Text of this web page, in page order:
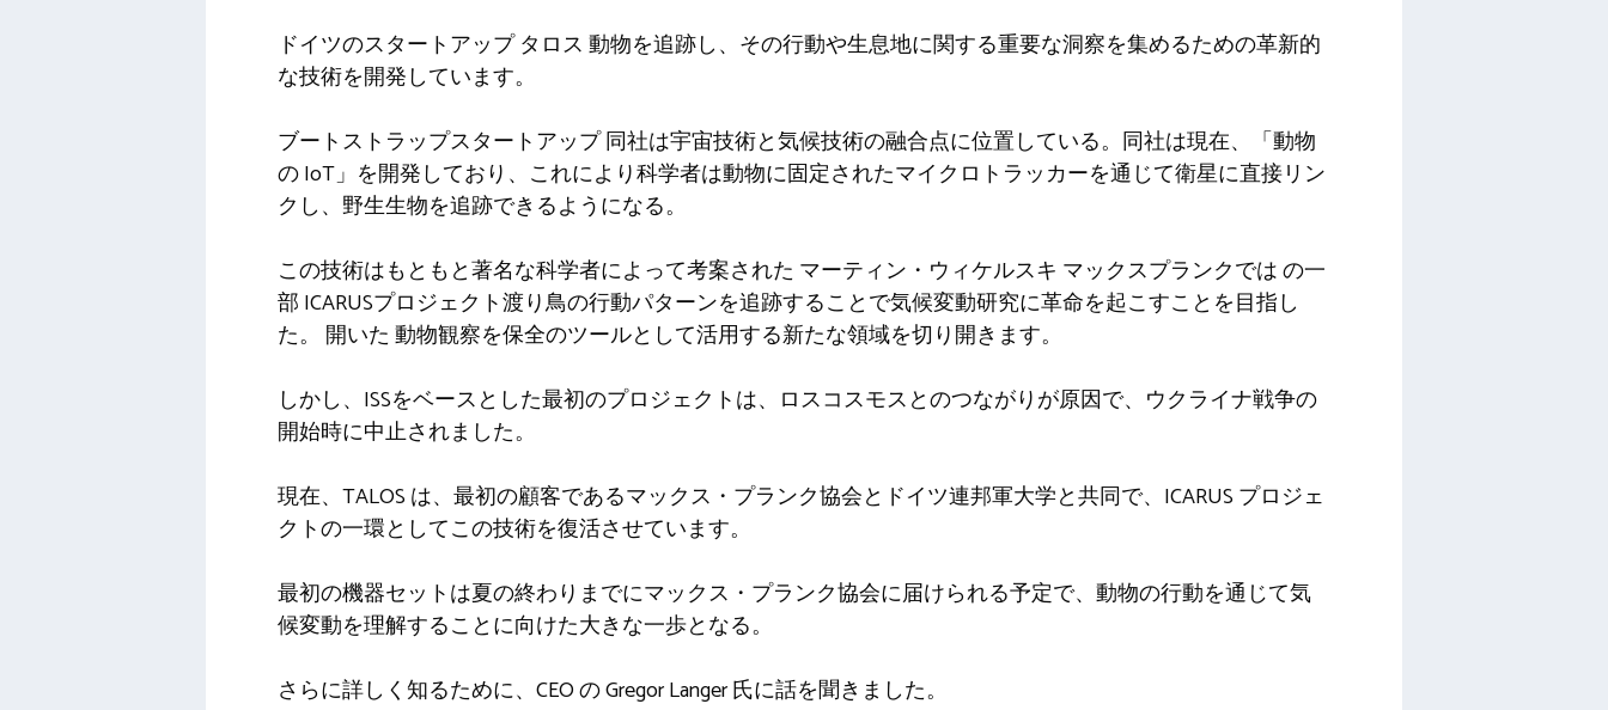
ドイツのスタートアップタロス 動物を追跡し、その行動や生息地に関する重要な洞察を集めるための革新的
な技術を開発しています。
ブートストラップスタートアップ同社は宇宙技術と気候技術の融合点に位置している。同社は現在、「動物
の IoT」を開発しており、これにより科学者は動物に固定されたマイクロトラッカーを通じて衛星に直接リン
クし、野生生物を追跡できるようになる。
この技術はもともと著名な科学者によって考案された マーティン・ウィケルスキ マックスプランクではの一
部 ICARUSプロジェクト渡り鳥の行動パターンを追跡することで気候変動研究に革命を起こすことを目指し
た。 開いた動物観察を保全のツールとして活用する新たな領域を切り開きます。
しかし、ISSをベースとした最初のプロジェクトは、ロスコスモスとのつながりが原因で、ウクライナ戦争の
開始時に中止されました。
現在、TALOS は、最初の顧客であるマックス・プランク協会とドイツ連邦軍大学と共同で、ICARUS プロジェ
クトの一環としてこの技術を復活させています。
最初の機器セットは夏の終わりまでにマックス・プランク協会に届けられる予定で、動物の行動を通じて気
候変動を理解することに向けた大きな一歩となる。
さらに詳しく知るために、CEO の Gregor Langer 氏に話を聞きました。